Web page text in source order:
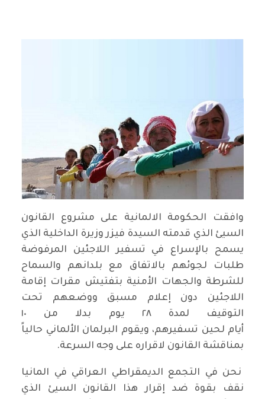
وافقت الحكومة الالمانية على مشروع القانون
السيئ الذي قدمته السيدة فيزر وزيرة الداخلية الذي
يسمح بالإسراع في تسفير اللاجئين المرفوضة
طلبات لجوئهم بالاتفاق مع بلدانهم والسماح
للشرطة والجهات الأمنية بتفتيش مقرات إقامة
اللاجئين دون إعلام مسبق ووضعهم تحت
التوقيف لمدة ٢٨ يوم بدلا من ١٠
أيام لحين تسفيرهم، ويقوم البرلمان الألماني حالياً
بمناقشة القانون لاقراره على وجه السرعة.
نحن في التجمع الديمقراطي العراقي في المانيا
نقف بقوة ضد إقرار هذا القانون السيئ الذي